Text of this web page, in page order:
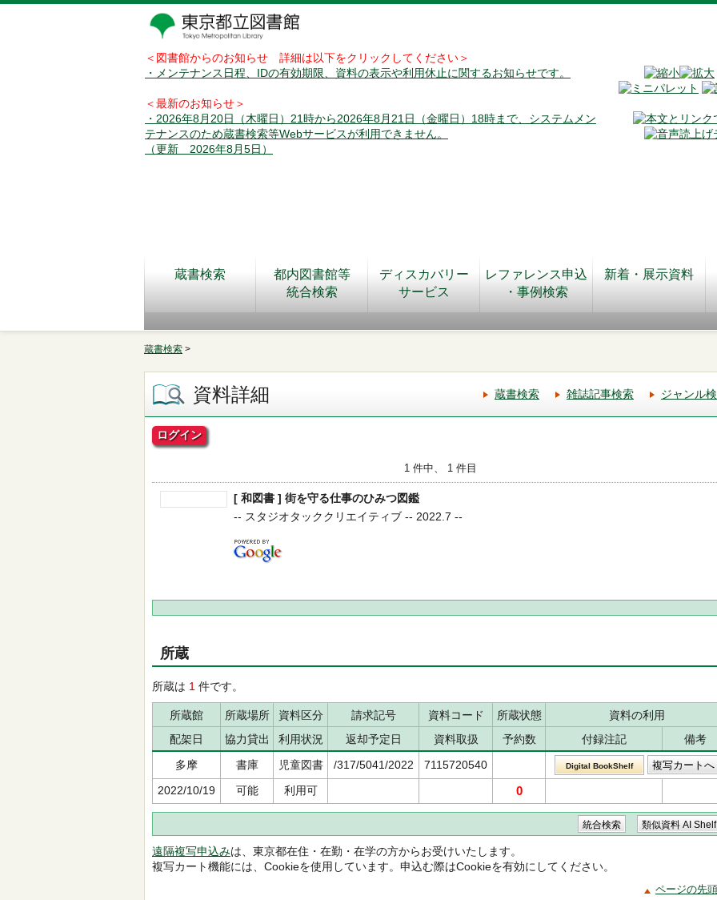
＜図書館からのお知らせ 詳細は以下をクリックしてください＞
・メンテナンス日程、IDの有効期限、資料の表示や利用休止に関するお知らせです。
＜最新のお知らせ＞
・2026年8月20日（木曜日）21時から2026年8月21日（金曜日）18時まで、システムメン
テナンスのため蔵書検索等Webサービスが利用できません。
（更新 2026年8月5日）
蔵書検索
都内図書館等
統合検索
ディスカバリー
サービス
レファレンス申込
・事例検索
新着・展示資料
蔵書検索 >
資料詳細 蔵書検索 雑誌記事検索 ジャンル
ログイン
1 件中、 1 件目
[ 和図書 ] 街を守る仕事のひみつ図鑑
-- スタジオタッククリエイティブ -- 2022.7 --
所蔵
所蔵は 1 件です。
所蔵館 所蔵場所 資料区分 請求記号 資料コード 所蔵状態
資料の利用
配架日
協力貸出 利用状況 返却予定日 資料取扱 予約数 付録注記
備考
多摩
書庫 児童図書 /317/5041/2022 7115720540 Digital BookShelf
2022/10/19 可能 利用可 0
遠隔複写申込みは、東京都在住・在勤・在学の方からお受けいたします。
複写カート機能には、Cookieを使用しています。申込む際はCookieを有効にしてください。
ページの先